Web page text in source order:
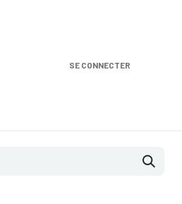
SE CONNECTER